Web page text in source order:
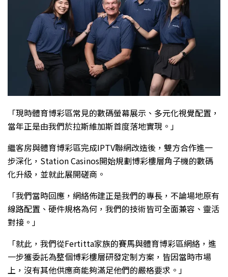
「現時體育博彩區常見的數碼螢幕展示、多元化視覺配置，
當年正是由我們於拉斯維加斯首度落地實現。」
繼客房與體育博彩區完成IPTV聯網改造後，雙方合作進一
步深化，Station Casinos開始規劃博彩樓層角子機的數碼
化升級，並就此展開磋商。
「我們當時回應，網絡佈建正是我們的專長，不論場地原有
線路配置、硬件規格為何，我們的技術皆可全面兼容、靈活
對接。」
「就此，我們從Fertitta家族的賽馬與體育博彩區網絡，進
一步獲委託為整個博彩樓層研發定制方案，皆因當時市場
上，沒有其他供應商能夠滿足他們的嚴格要求。」